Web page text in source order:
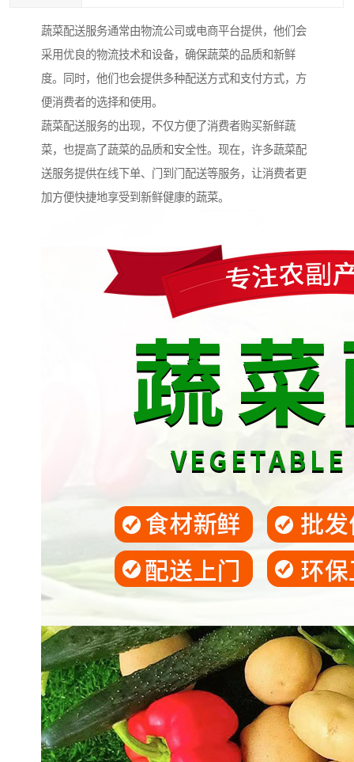
蔬菜配送服务通常由物流公司或电商平台提供，他们会
采用优良的物流技术和设备，确保蔬菜的品质和新鲜
度。同时，他们也会提供多种配送方式和支付方式，方
便消费者的选择和使用。
蔬菜配送服务的出现，不仅方便了消费者购买新鲜蔬
菜，也提高了蔬菜的品质和安全性。现在，许多蔬菜配
送服务提供在线下单、门到门配送等服务，让消费者更
加方便快捷地享受到新鲜健康的蔬菜。